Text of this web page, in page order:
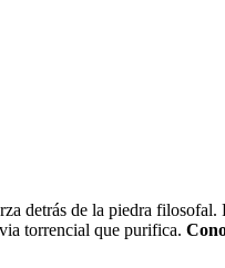
detrás de la piedra
torrencial que purifica.